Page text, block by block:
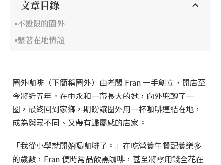
文章目錄
不設限的圈外
繫著在地情誼
圈外咖啡（下簡稱圈外）由老闆 Fran 一手創立，開店至
今將近五年。在中永和一帶長大的她，向外兜轉了一
圈，最終回到家鄉，期盼讓圈外用一杯咖啡連結在地，
成為與眾不同、又帶有歸屬感的店家。
「我從小學就開始喝咖啡了。」在吃營養午餐配養樂多
的歲數，Fran 便時常品飲黑咖啡，甚至將零用錢全花在